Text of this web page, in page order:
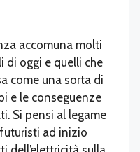
accomuna molti
di oggi e quelli che
come una sorta di
e le conseguenze
Si pensi al legame
ad inizio